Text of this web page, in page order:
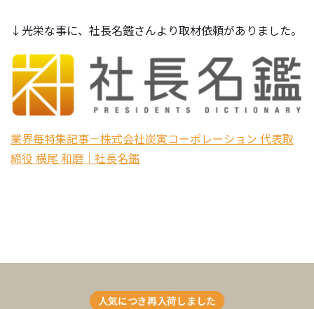
↓光栄な事に、社長名鑑さんより取材依頼がありました。
業界毎特集記事－株式会社炭寅コーポレーション 代表取
締役 横尾 和磨｜社長名鑑
人気につき再入荷しました